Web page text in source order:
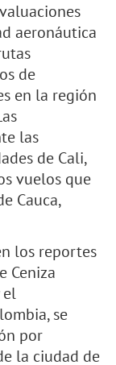
aeronáutica
de
en la región
las
de Cali,
vuelos que
Cauca,
los reportes
Ceniza
el
se
por
la ciudad de